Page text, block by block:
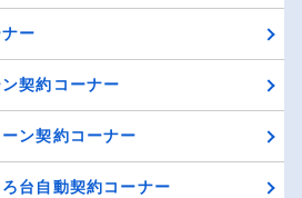
ー
契約コーナー
ン契約コーナー
台自動契約コーナー